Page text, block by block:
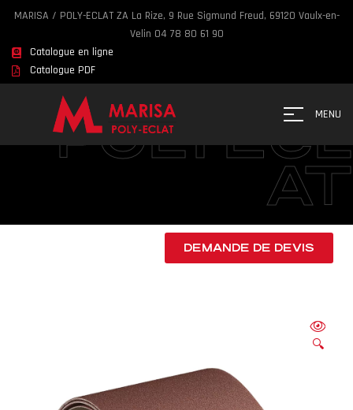
MARISA / POLY-ECLAT ZA La Rize, 9 Rue Sigmund Freud, 69120 Vaulx-en-
Velin 04 78 80 61 90
Catalogue en ligne
Catalogue PDF
MENU
MARISA
POLYECL
AT
DEMANDE DE DEVIS
🔍